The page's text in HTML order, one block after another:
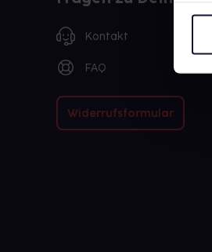
Kontakt
FAQ
Widerrufsformular